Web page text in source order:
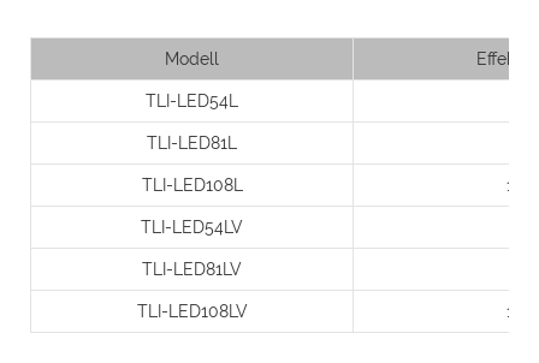
Modell Effekt
TLI-LED54L
TLI-LED81L
TLI-LED108L 12
TLI-LED54LV
TLI-LED81LV
TLI-LED108LV 12